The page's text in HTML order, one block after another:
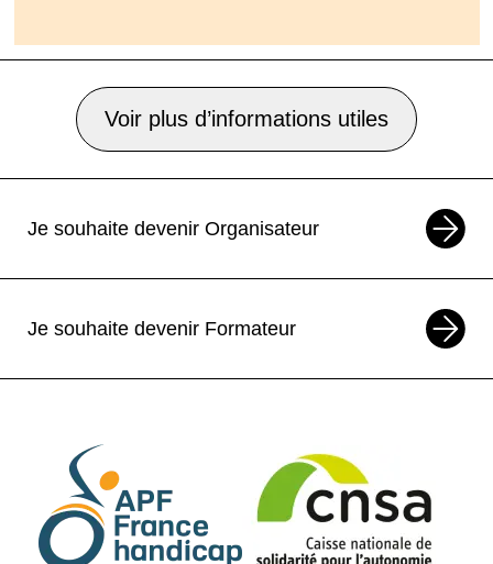
Voir plus d’informations utiles
Je souhaite devenir Organisateur
Je souhaite devenir Formateur